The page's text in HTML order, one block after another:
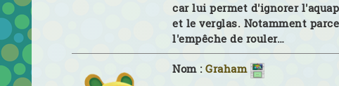
car lui permet d'ignorer
et le verglas. Notamment
l'empêche de rouler…
Nom :Graham